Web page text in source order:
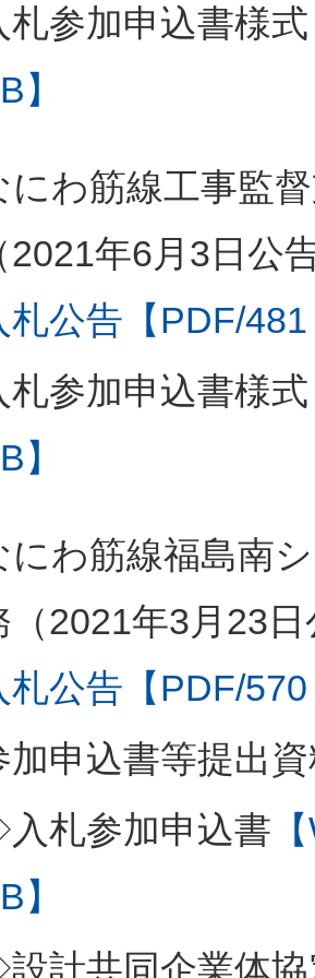
札参加申込書様式
】
にわ筋線工事監
2021年6月3日公
札公告【PDF/
札参加申込書様式
】
にわ筋線福島南
（2021年3月23日
札公告【PDF/
加申込書等提出
札参加申込書
】
計共同企業体協